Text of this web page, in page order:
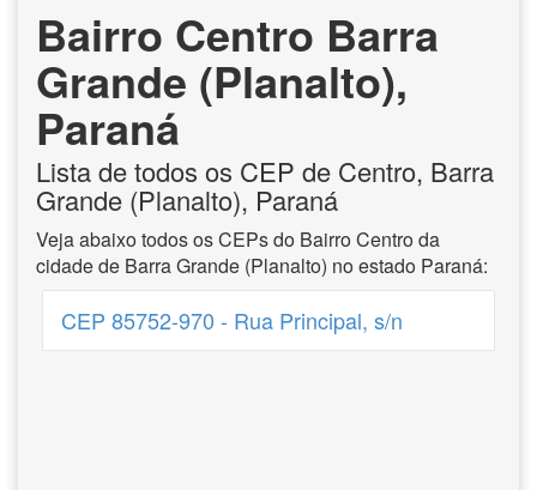
Bairro Centro Barra
Grande (Planalto),
Paraná
Lista de todos os CEP de Centro, Barra
Grande (Planalto), Paraná
Veja abaixo todos os CEPs do Bairro Centro da
cidade de Barra Grande (Planalto) no estado Paraná:
CEP 85752-970 - Rua Principal, s/n